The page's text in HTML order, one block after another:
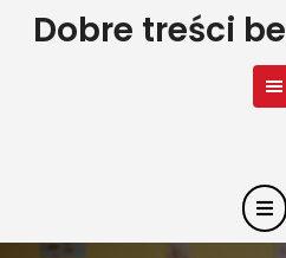
SkipDobre treści